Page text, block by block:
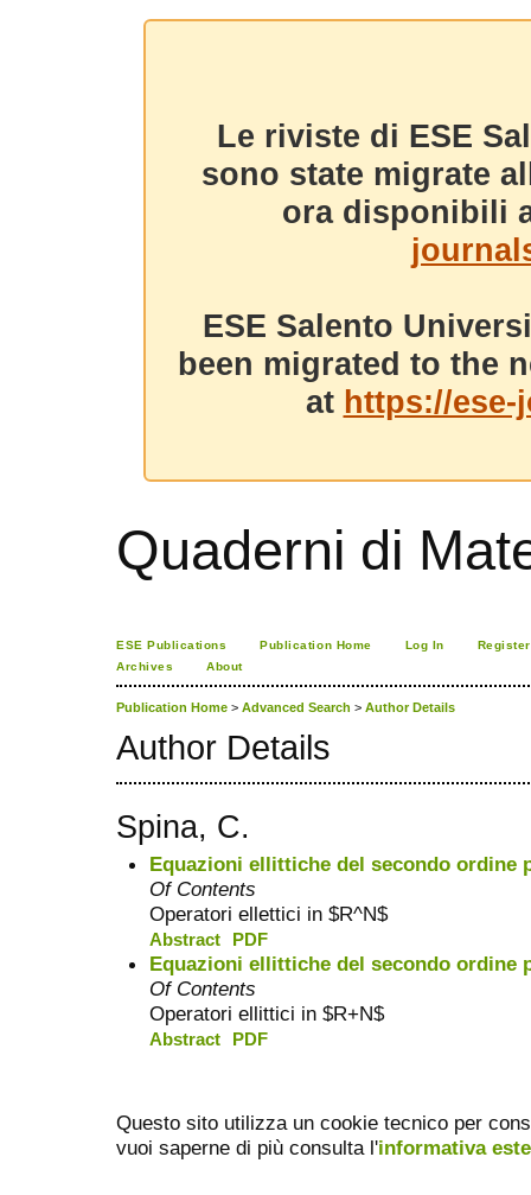
Le riviste di ESE
sono state migrate
ora disponibili
ESE Salento
been migrated to the
at https://
Quaderni di
ESE Publications Publication Home Log In
Register
Archives
About
Publication Home > Advanced Search > Author Details
Author Details
Spina, C.
Equazioni ellittiche del secondo ordine
Of Contents
Operatori ellettici in $R^N$
Abstract PDF
Equazioni ellittiche del secondo ordine
Of Contents
Operatori ellittici in $R+N$
Abstract PDF
Questo sito utilizza un cookie tecnico per
vuoi saperne di più consulta l'informativa